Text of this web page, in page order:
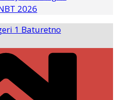
2026